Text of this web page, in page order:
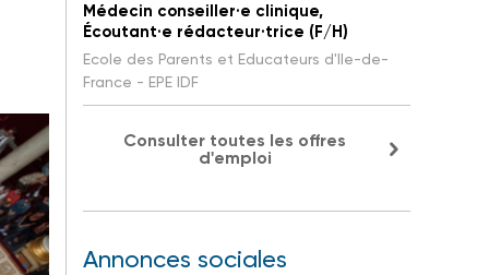
Médecin conseiller·e clinique,
Écoutant·e rédacteur·trice (F/H)
Ecole des Parents et Educateurs d'Ile-de-
France - EPE IDF
Consulter toutes les offres
d'emploi
Annonces sociales